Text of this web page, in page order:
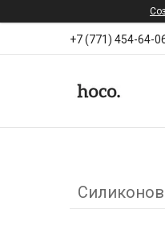
+7 (771) 454-64-